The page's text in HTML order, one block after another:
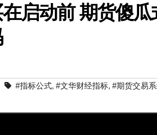
启动前 期货傻
#指标公式, #文华财经指标, #期货交易